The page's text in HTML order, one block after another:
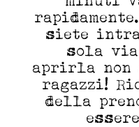
siete
sola via
aprirla non
ragazzi!
della